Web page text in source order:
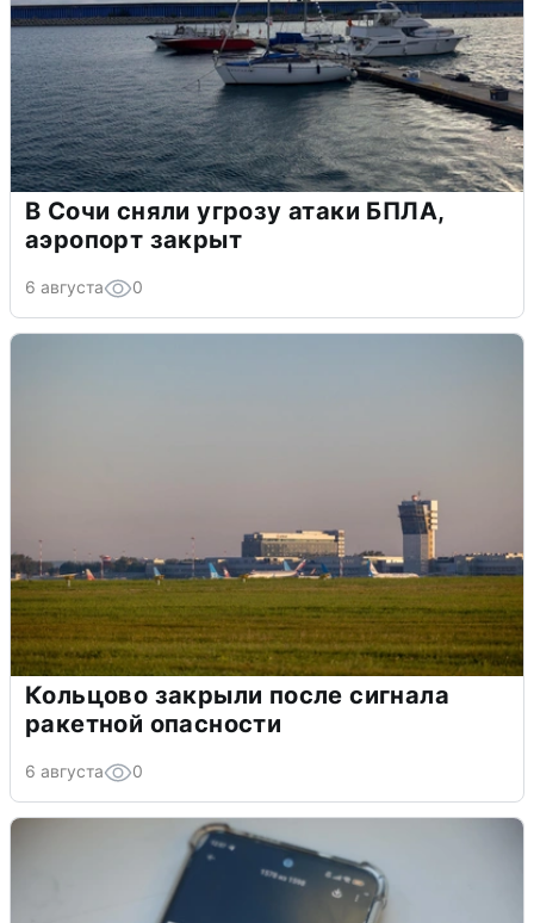
В Сочи сняли угрозу атаки БПЛА,
аэропорт закрыт
6 августа 0
Кольцово закрыли после сигнала
ракетной опасности
6 августа 0